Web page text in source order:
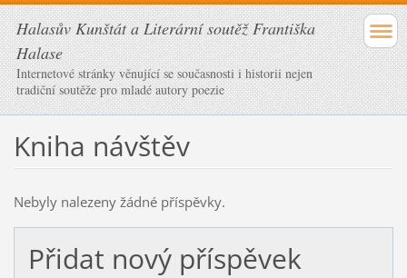
Halasův Kunštát a Literární soutěž Františka
Halase
Internetové stránky věnující se současnosti i historii nejen
tradiční soutěže pro mladé autory poezie
Kniha návštěv
Nebyly nalezeny žádné příspěvky.
Přidat nový příspěvek